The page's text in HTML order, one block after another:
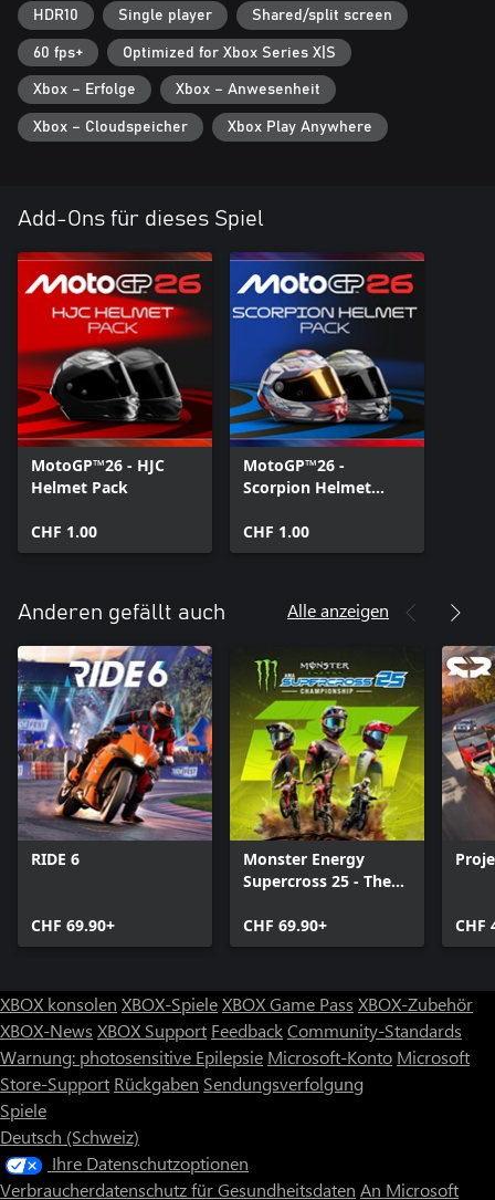
Lobbys mit bis zu 22 Fahrern um die Wette. Gestalte dein
Aussehen mit erweiterten Grafik-Editoren und teile deine
Kreationen!
*Nintendo-Plattformen ausgeschlossen
HDR10 Single player Shared/split screen
60 fps+ Optimized for Xbox Series X|S
Xbox – Erfolge Xbox – Anwesenheit
Xbox – Cloudspeicher Xbox Play Anywhere
Add-Ons für dieses Spiel
MotoGP™26 - HJC
Helmet Pack
CHF 1.00
MotoGP™26 -
Scorpion Helmet
CHF 1.00
Anderen gefällt auch Alle anzeigen
RIDE 6
CHF 69.90+
Monster Energy
Supercross 25 - The
CHF 69.90+
CHF
XBOX konsolen XBOX-SpieleXBOX Game Pass XBOX-Zubehör
XBOX-News XBOX Support FeedbackCommunity-Standards
Warnung: photosensitive Epilepsie Microsoft-Konto Microsoft
Store-Support Rückgaben Sendungsverfolgung
Spiele
Deutsch (Schweiz)
Ihre Datenschutzoptionen
Verbraucherdatenschutz für Gesundheitsdaten An Microsoft